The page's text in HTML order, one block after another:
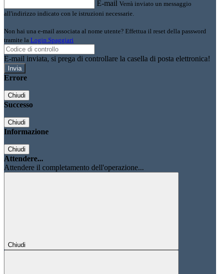
E-mail Verrà inviato un messaggio
all'indirizzo indicato con le istruzioni necessarie.
Non hai una e-mail associata al nome utente? Effettua il reset della password
tramite la Login Spaggiari
E-mail inviata, si prega di controllare la casella di posta elettronica!
Errore
Chiudi
Successo
Chiudi
Informazione
Chiudi
Attendere...
Attendere il completamento dell'operazione...
Chiudi